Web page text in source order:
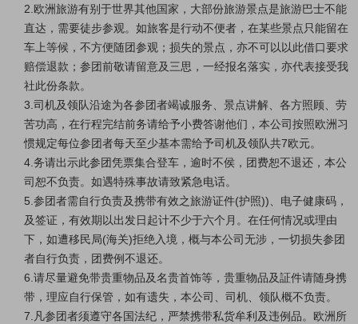
2.欧洲旅游有别于世界其他国家，大部份旅游景点是旅游巴士不能
直达，需要徒步参观。如旅客是行动不便者，在某些景点只能留在
车上等候，不方便随团参观；损失的景点，亦不可以以此借口要求
赔偿退款；参团前敬请留意及三思，一经报名落实，亦代表接受我
社此份条款。
3.司机及领队沿途为各参团者竭诚服务、景点讲解、各方照顾、劳
苦功高，在行程完结前务请给予小费答谢他们，本公司按照欧洲习
惯规定每位参团者每天至少基本需给予司机及领队共7欧元。
4.务请出示此参团凭票集合登车，逾时不侯，团费恕不退还，本公
司恕不负责。如遇特殊事故请致紧急电话。
5.参团者需自行负责及携带有效之旅游证件(护照))、电子健康码，
及签证，有效期以出发日起计不少于六个月。在任何情况或理由
下，如遭移民局(海关)拒绝入境，概与本公司无涉，一切损失参团
者自行负责，团费例不退还。
6.请尽量避免带贵重物品及名贵首饰等，贵重物品及証件请随身携
带，理应自行保管，如有遗失，本公司、司机、领队概不负责。
7.凡参团者须遵守各国法纪，严禁携带私货牟利及违例品。欧洲所